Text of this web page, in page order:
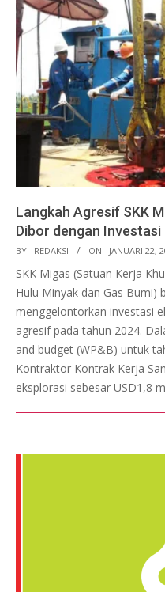
Langkah Agresif SKK
Dibor dengan Investasi
2024-
01-
22
BY: REDAKSI ON: JANUARI 22,
SKK Migas (Satuan Kerja
Hulu Minyak dan Gas Bumi)
menggelontorkan investasi
agresif pada tahun 2024.
and budget (WP&B) untuk
Kontraktor Kontrak Kerja
eksplorasi sebesar USD1,8